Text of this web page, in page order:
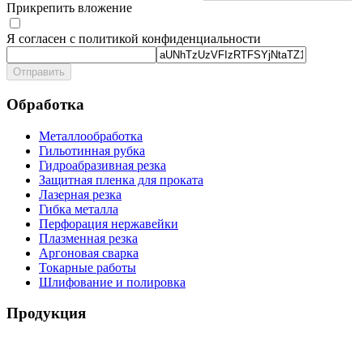
Прикрепить вложение
Я согласен с политикой конфиденциальности
Отправить
Обработка
Металлообработка
Гильотинная рубка
Гидроабразивная резка
Защитная пленка для проката
Лазерная резка
Гибка металла
Перфорация нержавейки
Плазменная резка
Аргоновая сварка
Токарные работы
Шлифование и полировка
Продукция